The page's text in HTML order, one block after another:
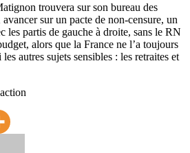
trouvera sur son bureau des
sur un pacte de non-censure, un
les partis de gauche à droite, sans le RN
alors que la France ne l’a toujours
autres sujets sensibles : les retraites et